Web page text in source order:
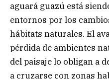
aguará guazú está
entornos por los
hábitats naturales. El
pérdida de ambientes
del paisaje lo obligan a
a cruzarse con zonas